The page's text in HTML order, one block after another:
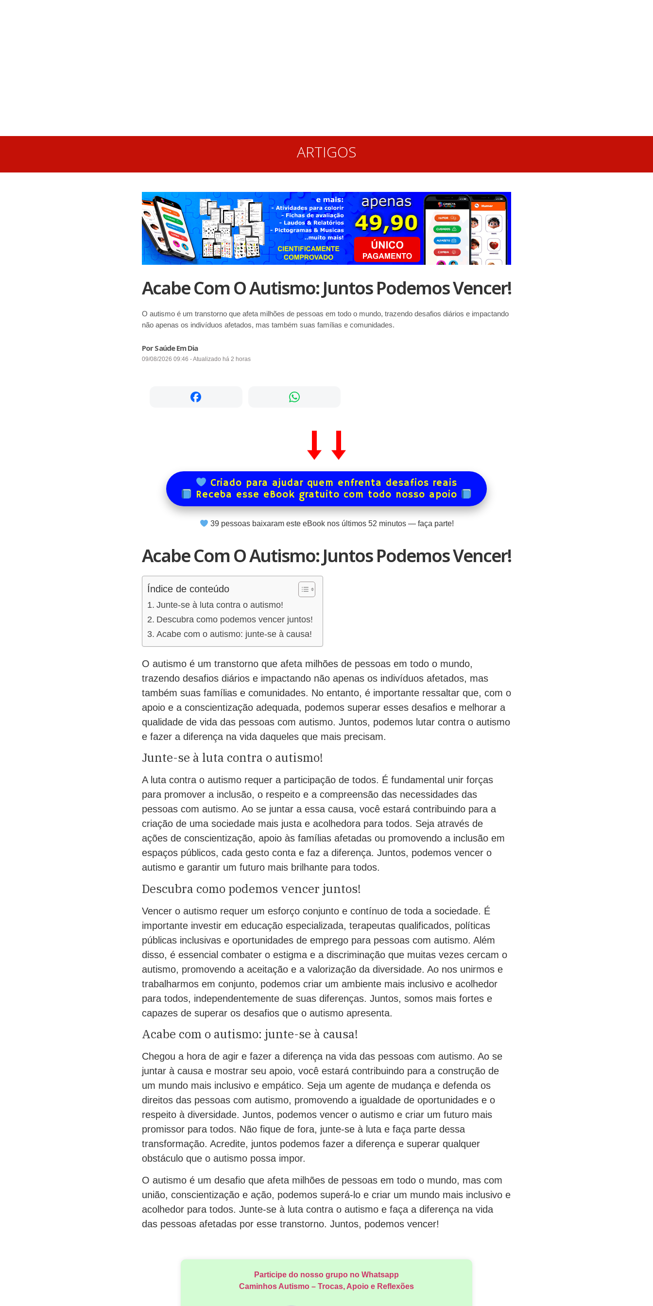
ARTIGOS
Acabe Com O Autismo: Juntos Podemos Vencer!
O autismo é um transtorno que afeta milhões de pessoas em todo o mundo, trazendo desafios diários e impactando
não apenas os indivíduos afetados, mas também suas famílias e comunidades.
Por Saúde Em Dia
09/08/2026 09:46 - Atualizado há 2 horas
Criado para ajudar quem enfrenta desafios reais
Receba esse eBook gratuito com todo nosso apoio
39pessoas baixaram este eBook nos últimos 52 minutos — faça parte!
Acabe Com O Autismo: Juntos Podemos Vencer!
Índice de conteúdo
Junte-se à luta contra o autismo!
Descubra como podemos vencer juntos!
Acabe com o autismo: junte-se à causa!
O autismo é um transtorno que afeta milhões de pessoas em todo o mundo,
trazendo desafios diários e impactando não apenas os indivíduos afetados, mas
também suas famílias e comunidades. No entanto, é importante ressaltar que, com o
apoio e a conscientização adequada, podemos superar esses desafios e melhorar a
qualidade de vida das pessoas com autismo. Juntos, podemos lutar contra o autismo
e fazer a diferença na vida daqueles que mais precisam.
Junte-se à luta contra o autismo!
A luta contra o autismo requer a participação de todos. É fundamental unir forças
para promover a inclusão, o respeito e a compreensão das necessidades das
pessoas com autismo. Ao se juntar a essa causa, você estará contribuindo para a
criação de uma sociedade mais justa e acolhedora para todos. Seja através de
ações de conscientização, apoio às famílias afetadas ou promovendo a inclusão em
espaços públicos, cada gesto conta e faz a diferença. Juntos, podemos vencer o
autismo e garantir um futuro mais brilhante para todos.
Descubra como podemos vencer juntos!
Vencer o autismo requer um esforço conjunto e contínuo de toda a sociedade. É
importante investir em educação especializada, terapeutas qualificados, políticas
públicas inclusivas e oportunidades de emprego para pessoas com autismo. Além
disso, é essencial combater o estigma e a discriminação que muitas vezes cercam o
autismo, promovendo a aceitação e a valorização da diversidade. Ao nos unirmos e
trabalharmos em conjunto, podemos criar um ambiente mais inclusivo e acolhedor
para todos, independentemente de suas diferenças. Juntos, somos mais fortes e
capazes de superar os desafios que o autismo apresenta.
Acabe com o autismo: junte-se à causa!
Chegou a hora de agir e fazer a diferença na vida das pessoas com autismo. Ao se
juntar à causa e mostrar seu apoio, você estará contribuindo para a construção de
um mundo mais inclusivo e empático. Seja um agente de mudança e defenda os
direitos das pessoas com autismo, promovendo a igualdade de oportunidades e o
respeito à diversidade. Juntos, podemos vencer o autismo e criar um futuro mais
promissor para todos. Não fique de fora, junte-se à luta e faça parte dessa
transformação. Acredite, juntos podemos fazer a diferença e superar qualquer
obstáculo que o autismo possa impor.
O autismo é um desafio que afeta milhões de pessoas em todo o mundo, mas com
união, conscientização e ação, podemos superá-lo e criar um mundo mais inclusivo e
acolhedor para todos. Junte-se à luta contra o autismo e faça a diferença na vida
das pessoas afetadas por esse transtorno. Juntos, podemos vencer!
Participe do nosso grupo no Whatsapp
Caminhos Autismo – Trocas, Apoio e Reflexões